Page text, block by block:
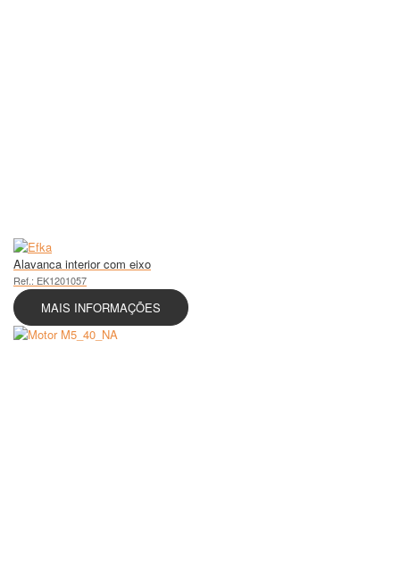
Alavanca interior com eixo
Ref.: EK1201057
MAIS INFORMAÇÕES